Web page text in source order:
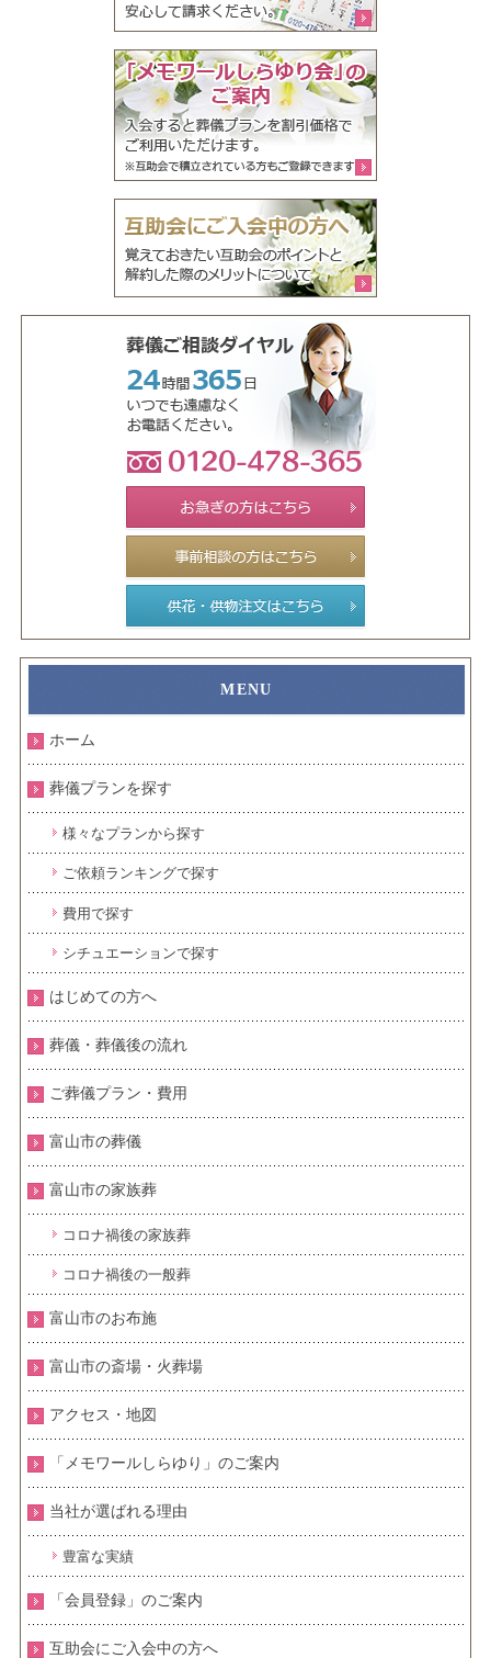
ホーム
葬儀プランを探す
様々なプランから探す
ご依頼ランキングで探す
費用で探す
シチュエーションで探す
はじめての方へ
葬儀・葬儀後の流れ
ご葬儀プラン・費用
富山市の葬儀
富山市の家族葬
コロナ禍後の家族葬
コロナ禍後の一般葬
富山市のお布施
富山市の斎場・火葬場
アクセス・地図
「メモワールしらゆり」のご案内
当社が選ばれる理由
豊富な実績
「会員登録」のご案内
互助会にご入会中の方へ